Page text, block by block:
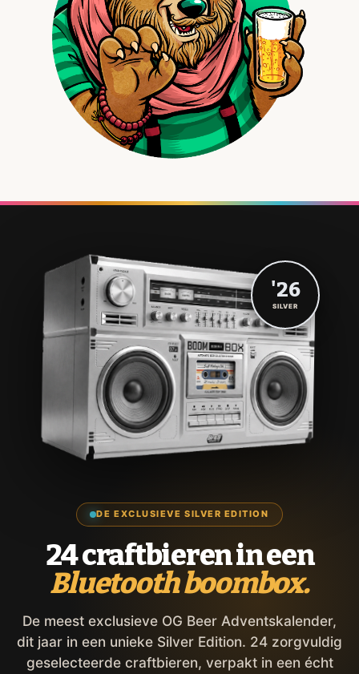
DE EXCLUSIEVE SILVER EDITION
24 craftbieren in een
Bluetooth boombox.
De meest exclusieve OG Beer Adventskalender,
dit jaar in een unieke Silver Edition. 24 zorgvuldig
geselecteerde craftbieren, verpakt in een écht
'26
SILVER